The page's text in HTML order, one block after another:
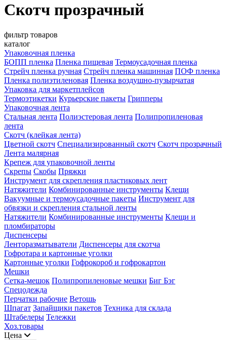
Скотч прозрачный
фильтр товаров
каталог
Упаковочная пленка
БОПП пленка Пленка пищевая Термоусадочная пленка
Стрейч пленка ручная Стрейч пленка машинная ПОФ пленка
Пленка полиэтиленовая Пленка воздушно-пузырчатая
Упаковка для маркетплейсов
Термоэтикетки Курьерские пакеты Грипперы
Упаковочная лента
Стальная лента Полиэстеровая лента Полипропиленовая
лента
Скотч (клейкая лента)
Цветной скотч Специализированный скотч Скотч прозрачный
Лента малярная
Крепеж для упаковочной ленты
Скрепы Скобы Пряжки
Инструмент для скрепления пластиковых лент
Натяжители Комбинированные инструменты Клещи
Вакуумные и термоусадочные пакеты Инструмент для
обвязки и скрепления стальной ленты
Натяжители Комбинированные инструменты Клещи и
пломбираторы
Диспенсеры
Ленторазматыватели Диспенсеры для скотча
Гофротара и картонные уголки
Картонные уголки Гофрокороб и гофрокартон
Мешки
Сетка-мешок Полипропиленовые мешки Биг Бэг
Спецодежда
Перчатки рабочие Ветошь
Шпагат Запайщики пакетов Техника для склада
Штабелеры Тележки
Хоз.товары
Цена